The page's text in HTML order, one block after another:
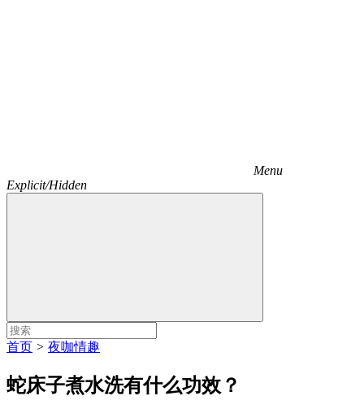
Menu
Explicit/Hidden
首页 > 夜咖情趣
蛇床子煮水洗有什么功效？